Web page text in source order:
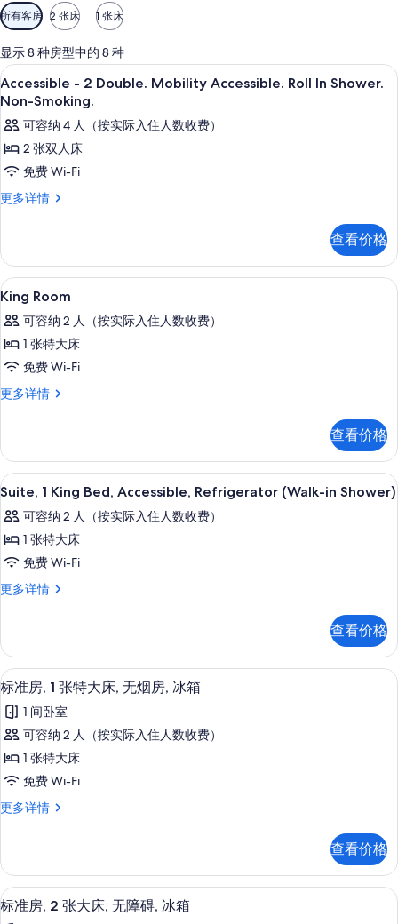
可
用
的
客
房
筛
选
条
件
所有客房 2 张床 1 张床
显示 8 种房型中的 8 种
显
示
Accessible
-
2
Double.
Mobility
In
Shower.
Non-
Smoking.
的
所
有
办公桌、熨斗/熨衣板、免费 WiFi、闹
1
Accessible - 2 Double. Mobility Accessible. Roll In Shower.
Non-Smoking.
可容纳 4 人（按实际入住人数收费）
2 张双人床
免费 Wi-Fi
更多详情
Accessible
Mobility
Accessible.
Roll
Shower.
Non-
Smoking.
更
多
信
查看价格
显
示
King
Room
的
所
片
办公桌、熨斗/熨衣板、免费 WiFi、闹
5
King Room
可容纳 2 人（按实际入住人数收费）
1 张特大床
免费 Wi-Fi
更多详情
King
信
息
查看价格
显
示
Suite,
1
King
Bed,
(Walk-
in
Shower)
的
所
有
照
片
办公桌、熨斗/熨衣板、免费 WiFi、闹
7
Suite, 1 King Bed, Accessible, Refrigerator (Walk-in Shower)
可容纳 2 人（按实际入住人数收费）
1 张特大床
免费 Wi-Fi
更多详情
Suite,
Accessible,
Refrigerator
(Walk-
Shower)
更
信
息
查看价格
显
示
标
准
房,
张
大
床,
无
办公桌、熨斗/熨衣板、免费 WiFi、闹
7
标准房, 1 张特大床, 无烟房, 冰箱
1 间卧室
可容纳 2 人（按实际入住人数收费）
1 张特大床
免费 Wi-Fi
更多详情
标
张
特
大
查看价格
显
办公桌、熨斗/熨衣板、免费 WiFi、闹
8
标准房, 2 张大床, 无障碍, 冰箱